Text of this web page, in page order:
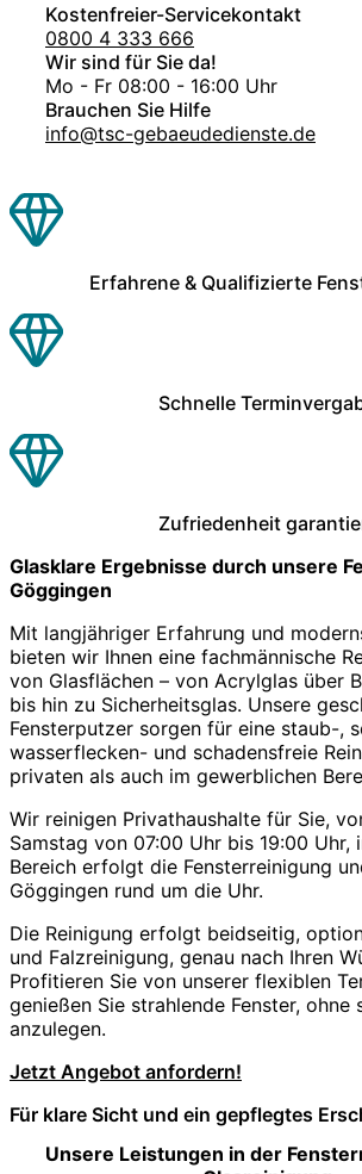
Kostenfreier-Servicekontakt
0800 4 333 666
Wir sind für Sie da!
Mo - Fr 08:00 - 16:00 Uhr
Brauchen Sie Hilfe
info@tsc-gebaeudedienste.de
Erfahrene & Qualifizierte
Schnelle
Zufriedenheit
Glasklare Ergebnisse durch unsere
Göggingen
Mit langjähriger Erfahrung und
bieten wir Ihnen eine fachmännische
von Glasflächen – von Acrylglas über
bis hin zu Sicherheitsglas. Unsere
Fensterputzer sorgen für eine staub-,
wasserflecken- und schadensfreie
privaten als auch im gewerblichen
Wir reinigen Privathaushalte für Sie,
Samstag von 07:00 Uhr bis 19:00 Uhr,
Bereich erfolgt die Fensterreinigung
Göggingen rund um die Uhr.
Die Reinigung erfolgt beidseitig,
und Falzreinigung, genau nach Ihren
Profitieren Sie von unserer flexiblen
genießen Sie strahlende Fenster, ohne
anzulegen.
Jetzt Angebot anfordern!
Für klare Sicht und ein gepflegtes
Unsere Leistungen in der